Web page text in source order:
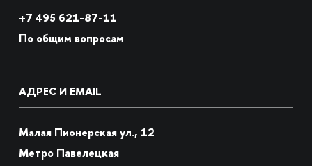
+7 495 621-87-11
По общим вопросам
АДРЕС И EMAIL
Малая Пионерская ул., 12
Метро Павелецкая